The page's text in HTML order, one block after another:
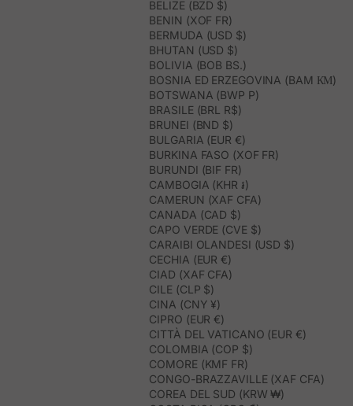
BELIZE (BZD $)
BENIN (XOF FR)
BERMUDA (USD $)
BHUTAN (USD $)
BOLIVIA (BOB BS.)
BOSNIA ED ERZEGOVINA (BAM КМ)
BOTSWANA (BWP P)
BRASILE (BRL R$)
BRUNEI (BND $)
BULGARIA (EUR €)
BURKINA FASO (XOF FR)
BURUNDI (BIF FR)
CAMBOGIA (KHR ៛)
CAMERUN (XAF CFA)
CANADA (CAD $)
CAPO VERDE (CVE $)
CARAIBI OLANDESI (USD $)
CECHIA (EUR €)
CIAD (XAF CFA)
CILE (CLP $)
CINA (CNY ¥)
CIPRO (EUR €)
CITTÀ DEL VATICANO (EUR €)
COLOMBIA (COP $)
COMORE (KMF FR)
CONGO-BRAZZAVILLE (XAF CFA)
COREA DEL SUD (KRW ₩)